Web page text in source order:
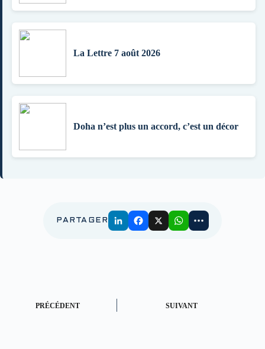
La Lettre 7 août 2026
Doha n’est plus un accord, c’est un décor
PARTAGER
PRÉCÉDENT SUIVANT